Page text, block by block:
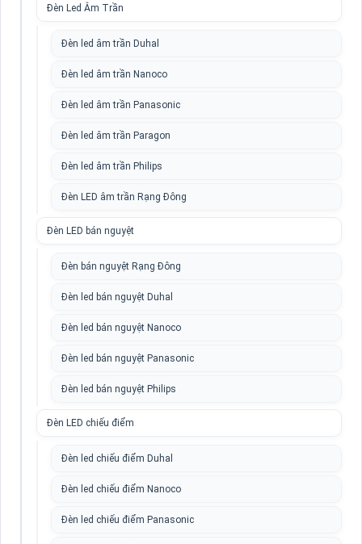
Đèn Led Âm Trần
Đèn led âm trần Duhal
Đèn led âm trần Nanoco
Đèn led âm trần Panasonic
Đèn led âm trần Paragon
Đèn led âm trần Philips
Đèn LED âm trần Rạng Đông
Đèn LED bán nguyệt
Đèn bán nguyệt Rạng Đông
Đèn led bán nguyệt Duhal
Đèn led bán nguyệt Nanoco
Đèn led bán nguyệt Panasonic
Đèn led bán nguyệt Philips
Đèn LED chiếu điểm
Đèn led chiếu điểm Duhal
Đèn led chiếu điểm Nanoco
Đèn led chiếu điểm Panasonic